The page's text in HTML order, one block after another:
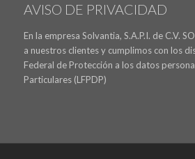
AVISO DE PRIVACIDAD
En la empresa Solvantia, S.A.P.I. de C.V.
a nuestros clientes y cumplimos con los
Federal de Protección a los datos
Particulares (LFPDP)